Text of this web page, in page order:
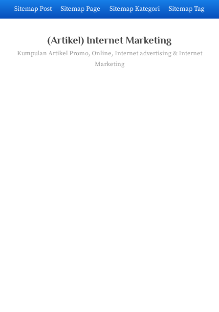
Skip
to
Sitemap Post Sitemap Page Sitemap Kategori Sitemap Tag
(Artikel) Internet Marketing
Kumpulan Artikel Promo, Online, Internet advertising & Internet
Marketing